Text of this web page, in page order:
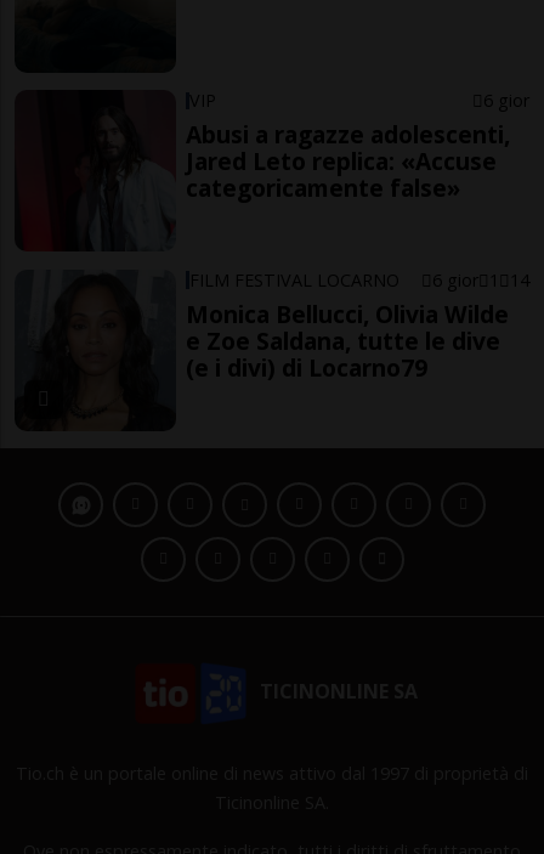
VIP 6 gior
Abusi a ragazze adolescenti,
Jared Leto replica: «Accuse
categoricamente false»
FILM FESTIVAL LOCARNO 6 gior 1 14
Monica Bellucci, Olivia Wilde
e Zoe Saldana, tutte le dive
(e i divi) di Locarno79